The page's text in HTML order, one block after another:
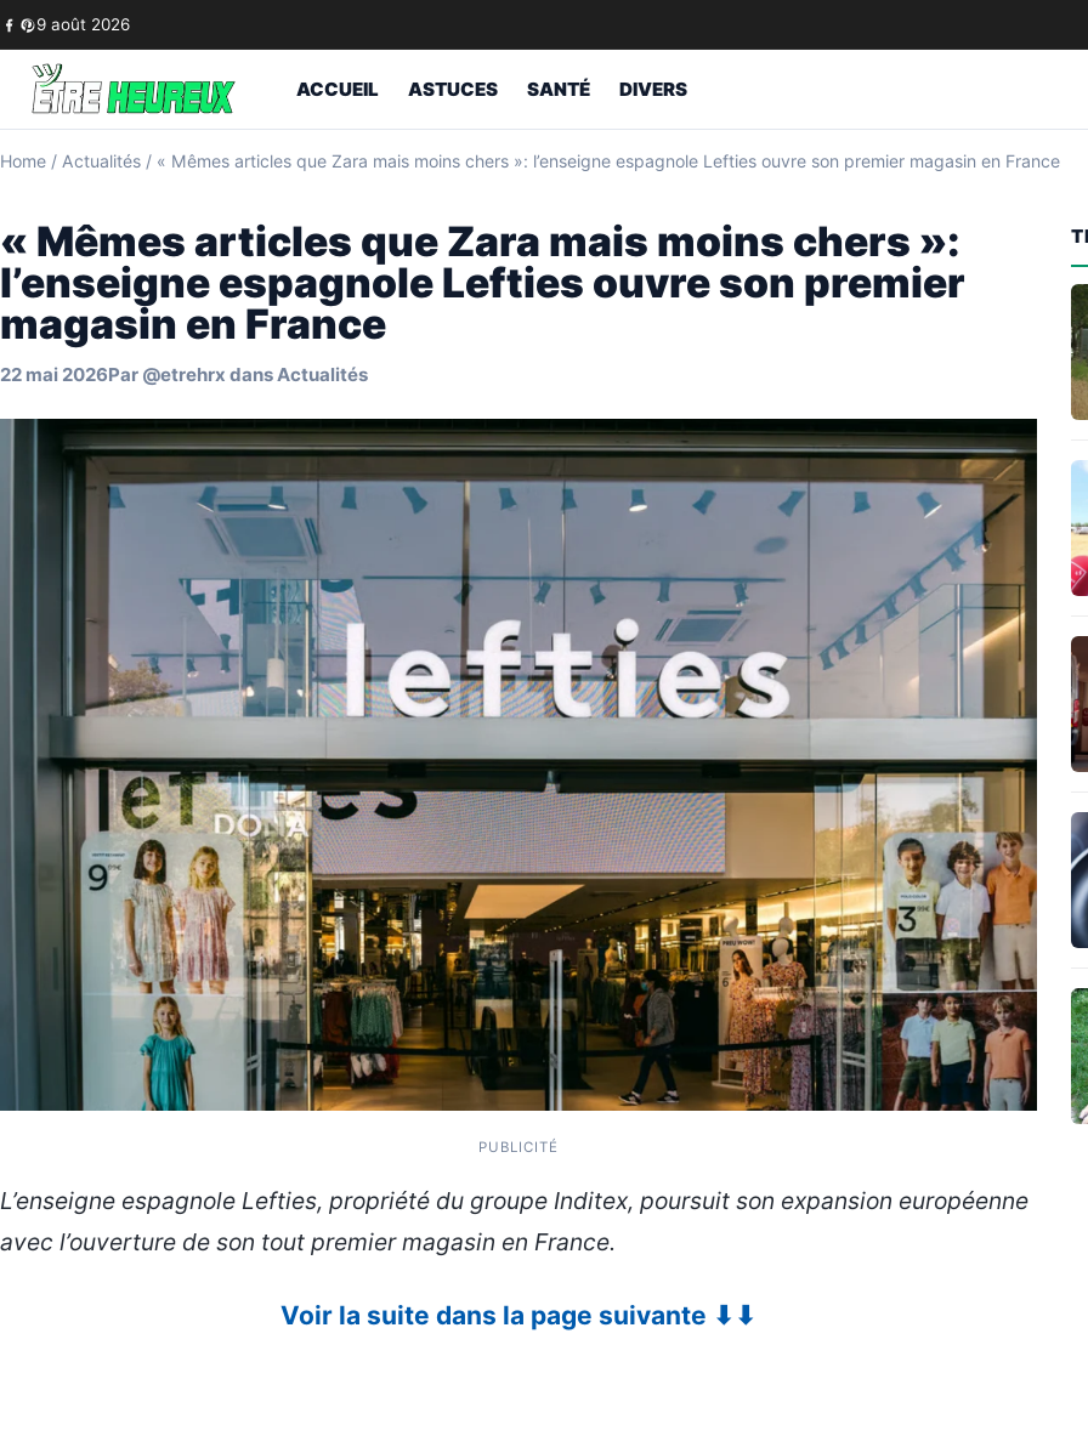
Skip to content
9 août 2026
ACCUEIL ASTUCES SANTÉ DIVERS
Home / Actualités / « Mêmes articles que Zara mais moins chers »: l’enseigne espagnole Lefties ouvre son premier magasin en France
« Mêmes articles que Zara mais moins chers »:
l’enseigne espagnole Lefties ouvre son premier
magasin en France
22 mai 2026Par @etrehrx dansActualités
PUBLICITÉ
L’enseigne espagnole Lefties, propriété du groupe Inditex, poursuit son expansion européenne
avec l’ouverture de son tout premier magasin en France.
Voir la suite dans la page suivante ⬇⬇